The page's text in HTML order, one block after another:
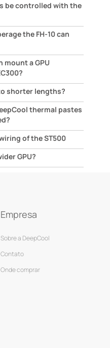
be controlled with the
the FH-10 can
mount a GPU
shorter lengths?
thermal pastes
of the ST500
GPU?
Empresa
Sobre a DeepCool
Contato
Onde comprar